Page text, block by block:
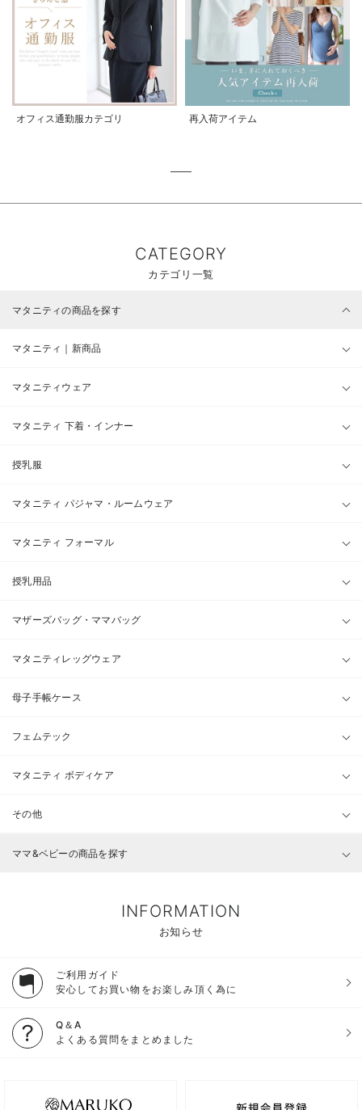
オフィス通勤服カテゴリ 再入荷アイテム
CATEGORY
カテゴリ一覧
マタニティの商品を探す
マタニティ｜新商品
マタニティウェア
マタニティ 下着・インナー
授乳服
マタニティ パジャマ・ルームウェア
マタニティ フォーマル
授乳用品
マザーズバッグ・ママバッグ
マタニティレッグウェア
母子手帳ケース
フェムテック
マタニティ ボディケア
その他
ママ&ベビーの商品を探す
INFORMATION
お知らせ
ご利用ガイド
安心してお買い物をお楽しみ頂く為に
Q＆A
よくある質問をまとめました